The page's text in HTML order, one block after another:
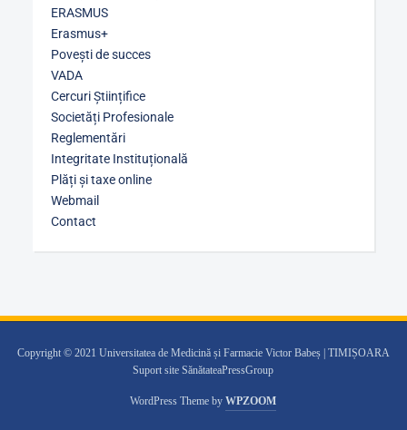
ERASMUS
Erasmus+
Povești de succes
VADA
Cercuri Științifice
Societăți Profesionale
Reglementări
Integritate Instituțională
Plăți și taxe online
Webmail
Contact
Copyright © 2021 Universitatea de Medicină și Farmacie Victor Babeș | TIMIȘOARA
Suport site SănătateaPressGroup
WordPress Theme byWPZOOM